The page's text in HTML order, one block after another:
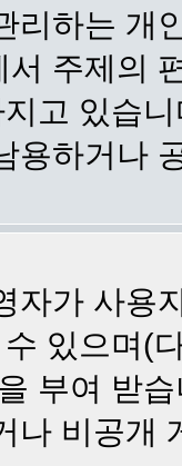
리하는 개
주제의
고 있습
용하거나
자가 사용
있으며(
부여 받
나 비공개